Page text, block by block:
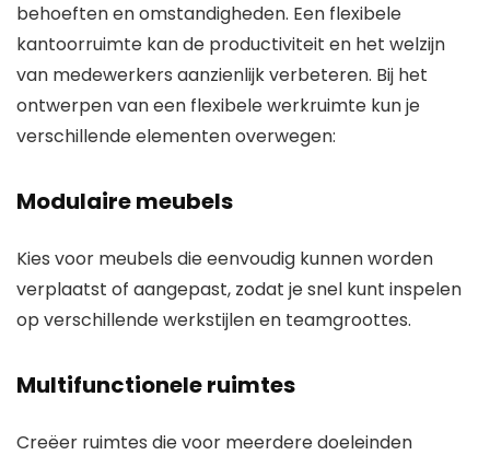
behoeften en omstandigheden. Een flexibele
kantoorruimte kan de productiviteit en het welzijn
van medewerkers aanzienlijk verbeteren. Bij het
ontwerpen van een flexibele werkruimte kun je
verschillende elementen overwegen:
Modulaire meubels
Kies voor meubels die eenvoudig kunnen worden
verplaatst of aangepast, zodat je snel kunt inspelen
op verschillende werkstijlen en teamgroottes.
Multifunctionele ruimtes
Creëer ruimtes die voor meerdere doeleinden